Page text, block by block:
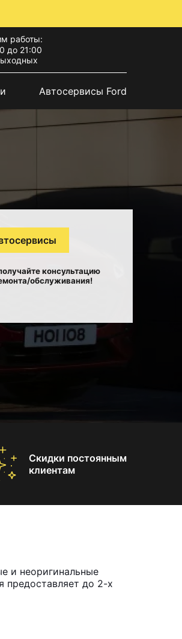
работы:
до 21:00
Автосервисы Ford
консультацию
обслуживания!
Скидки постоянным
клиентам
и неоригинальные
предоставляет до 2-х